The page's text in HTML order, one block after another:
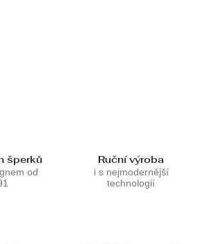
šperků
od
Ruční výroba
i s nejmodernější
technologií